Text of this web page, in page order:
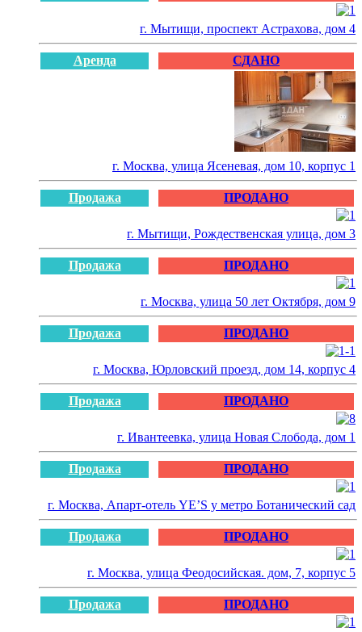
г. Мытищи, проспект Астрахова, дом 4
Аренда СДАНО
г. Москва, улица Ясеневая, дом 10, корпус 1
Продажа ПРОДАНО
г. Мытищи, Рождественская улица, дом 3
Продажа ПРОДАНО
г. Москва, улица 50 лет Октября, дом 9
Продажа ПРОДАНО
г. Москва, Юрловский проезд, дом 14, корпус 4
Продажа ПРОДАНО
г. Ивантеевка, улица Новая Слобода, дом 1
Продажа ПРОДАНО
г. Москва, Апарт-отель YE’S у метро Ботанический сад
Продажа ПРОДАНО
г. Москва, улица Феодосийская. дом, 7, корпус 5
Продажа ПРОДАНО